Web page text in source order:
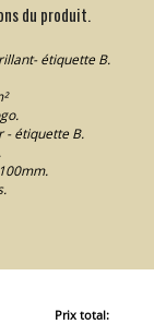
du produit.
étiquette B.
- étiquette B.
Prix total: